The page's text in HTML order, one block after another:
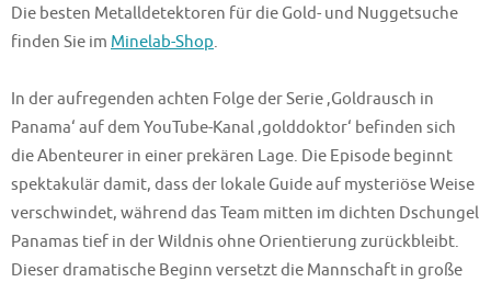
Die besten Metalldetektoren für die Gold- und Nuggetsuche
finden Sie im Minelab-Shop.
In der aufregenden achten Folge der Serie ‚Goldrausch in
Panama‘ auf dem YouTube-Kanal ‚golddoktor‘ befinden sich
die Abenteurer in einer prekären Lage. Die Episode beginnt
spektakulär damit, dass der lokale Guide auf mysteriöse Weise
verschwindet, während das Team mitten im dichten Dschungel
Panamas tief in der Wildnis ohne Orientierung zurückbleibt.
Dieser dramatische Beginn versetzt die Mannschaft in große